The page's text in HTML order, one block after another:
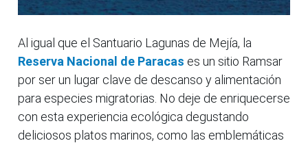
Al igual que el Santuario Lagunas de Mejía, la
Reserva Nacional de Paracas es un sitio Ramsar
por ser un lugar clave de descanso y alimentación
para especies migratorias. No deje de enriquecerse
con esta experiencia ecológica degustando
deliciosos platos marinos, como las emblemáticas